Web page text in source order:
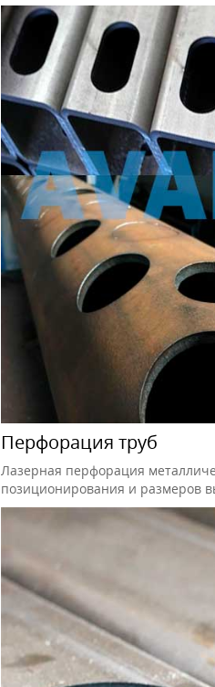
Перфорация труб
Лазерная перфорация
позиционирования и размеров